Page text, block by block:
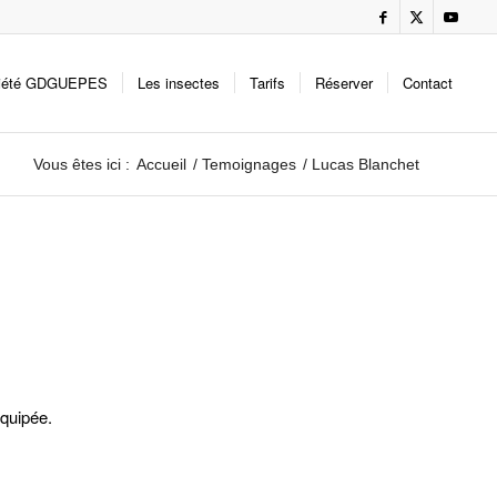
GDGUEPES Les insectes Tarifs Réserver Contact
Vous êtes ici : Accueil / Temoignages / Lucas Blanchet